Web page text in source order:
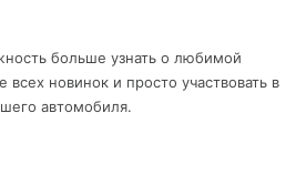
больше узнать о любимой
всех новинок и просто участвовать в
автомобиля.